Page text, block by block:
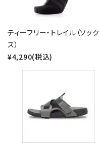
ティーフリー・トレイル（ソック
ス）
¥4,290(税込)